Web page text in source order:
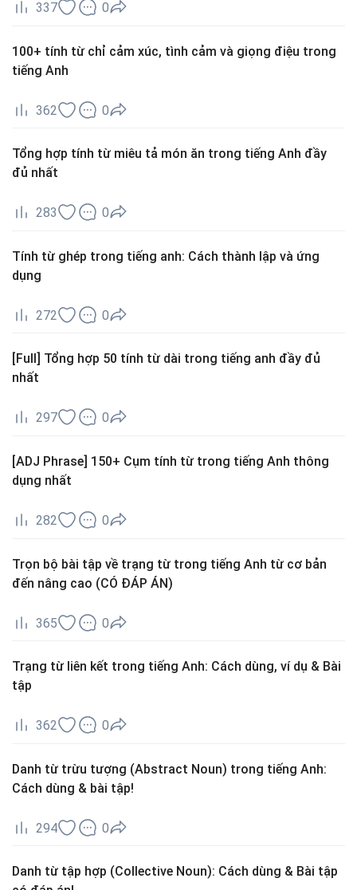
337 0
100+ tính từ chỉ cảm xúc, tình cảm và giọng điệu trong
tiếng Anh
362 0
Tổng hợp tính từ miêu tả món ăn trong tiếng Anh đầy
đủ nhất
283 0
Tính từ ghép trong tiếng anh: Cách thành lập và ứng
dụng
272 0
[Full] Tổng hợp 50 tính từ dài trong tiếng anh đầy đủ
nhất
297 0
[ADJ Phrase] 150+ Cụm tính từ trong tiếng Anh thông
dụng nhất
282 0
Trọn bộ bài tập về trạng từ trong tiếng Anh từ cơ bản
đến nâng cao (CÓ ĐÁP ÁN)
365 0
Trạng từ liên kết trong tiếng Anh: Cách dùng, ví dụ & Bài
tập
362 0
Danh từ trừu tượng (Abstract Noun) trong tiếng Anh:
Cách dùng & bài tập!
294 0
Danh từ tập hợp (Collective Noun): Cách dùng & Bài tập